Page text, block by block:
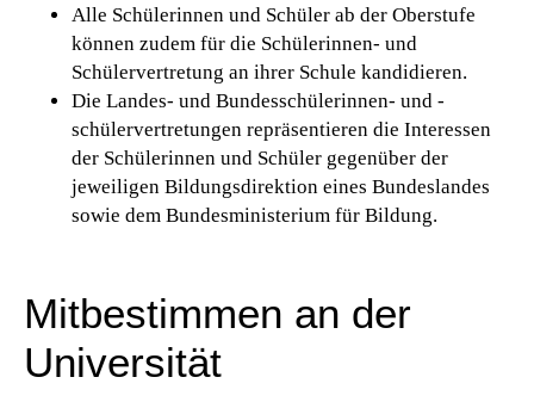
Alle Schülerinnen und Schüler ab der Oberstufe
können zudem für die Schülerinnen- und
Schülervertretung an ihrer Schule kandidieren.
Die Landes- und Bundesschülerinnen- und -
schülervertretungen repräsentieren die Interessen
der Schülerinnen und Schüler gegenüber der
jeweiligen Bildungsdirektion eines Bundeslandes
sowie dem Bundesministerium für Bildung.
Mitbestimmen an der
Universität